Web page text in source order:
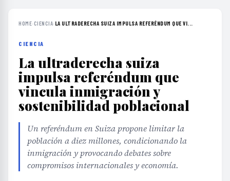
HOME›CIENCIA› LA ULTRADERECHA SUIZA IMPULSA REFERÉNDUM QUE VI...
CIENCIA
La ultraderecha suiza
impulsa referéndum que
vincula inmigración y
sostenibilidad poblacional
Un referéndum en Suiza propone limitar la
población a diez millones, condicionando la
inmigración y provocando debates sobre
compromisos internacionales y economía.